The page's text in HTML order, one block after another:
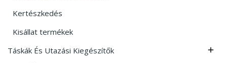
Kertészkedés
Kisállat termékek
Táskák És Utazási Kiegészítők
